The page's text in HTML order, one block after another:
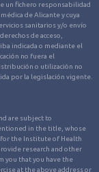
un fichero responsabilidad
de Alicante y cuya
sanitarios y/o envío
de acceso,
indicada o mediante el
no fuera el
o utilización no
por la legislación vigente.
are subject to
in the title, whose
the Institute of Health
research and other
you that you have the
at the above address or